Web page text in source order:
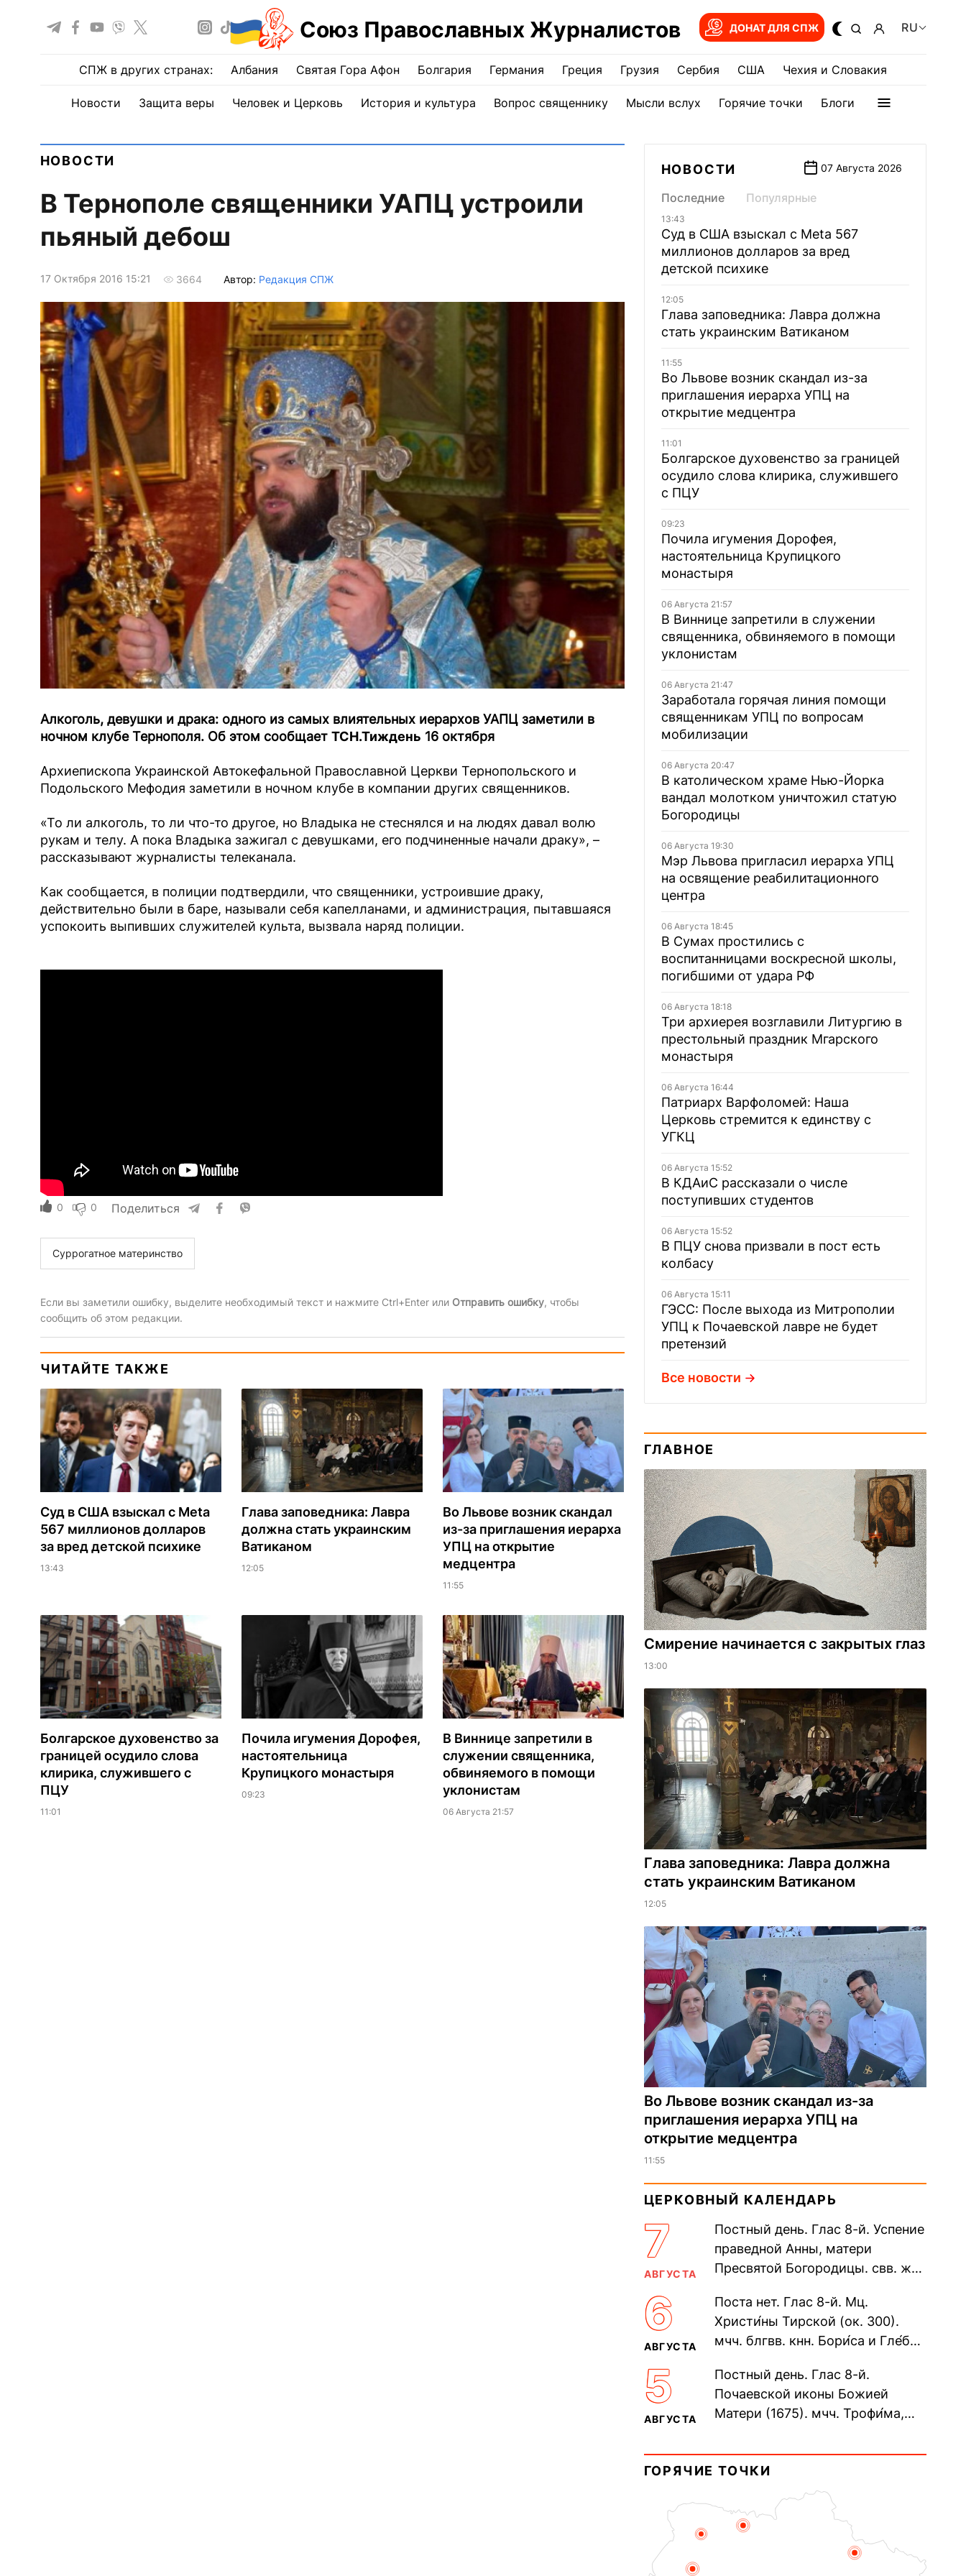
Союз Православных Журналистов ДОНАТ ДЛЯ СПЖ RU
СПЖ в других странах: Албания Святая Гора Афон Болгария Германия Греция Грузия Сербия США Чехия и Словакия
Новости Защита веры Человек и Церковь История и культура Вопрос священнику Мысли вслух Горячие точки Блоги
НОВОСТИ
В Тернополе священники УАПЦ устроили
пьяный дебош
17 Октября 2016 15:21 3664 Автор: Редакция СПЖ
Алкоголь, девушки и драка: одного из самых влиятельных иерархов УАПЦ заметили в
ночном клубе Тернополя. Об этом сообщает ТСН.Тиждень 16 октября
Архиепископа Украинской Автокефальной Православной Церкви Тернопольского и
Подольского Мефодия заметили в ночном клубе в компании других священников.
«То ли алкоголь, то ли что-то другое, но Владыка не стеснялся и на людях давал волю
рукам и телу. А пока Владыка зажигал с девушками, его подчиненные начали драку», –
рассказывают журналисты телеканала.
Как сообщается, в полиции подтвердили, что священники, устроившие драку,
действительно были в баре, называли себя капелланами, и администрация, пытавшаяся
успокоить выпивших служителей культа, вызвала наряд полиции.
0 0 Поделиться
Суррогатное материнство
Если вы заметили ошибку, выделите необходимый текст и нажмите Ctrl+Enter или Отправить ошибку, чтобы
сообщить об этом редакции.
ЧИТАЙТЕ ТАКЖЕ
Суд в США взыскал с Meta
567 миллионов долларов
за вред детской психике
13:43
Глава заповедника: Лавра
должна стать украинским
Ватиканом
12:05
Во Львове возник скандал
из-за приглашения иерарха
УПЦ на открытие
медцентра
11:55
Болгарское духовенство за
границей осудило слова
клирика, служившего с
ПЦУ
11:01
Почила игумения Дорофея,
настоятельница
Крупицкого монастыря
09:23
В Виннице запретили в
служении священника,
обвиняемого в помощи
уклонистам
06 Августа 21:57
НОВОСТИ 07 Августа 2026
Последние Популярные
13:43
Суд в США взыскал с Meta 567
миллионов долларов за вред
детской психике
12:05
Глава заповедника: Лавра должна
стать украинским Ватиканом
11:55
Во Львове возник скандал из-за
приглашения иерарха УПЦ на
открытие медцентра
11:01
Болгарское духовенство за границей
осудило слова клирика, служившего
с ПЦУ
09:23
Почила игумения Дорофея,
настоятельница Крупицкого
монастыря
06 Августа 21:57
В Виннице запретили в служении
священника, обвиняемого в помощи
уклонистам
06 Августа 21:47
Заработала горячая линия помощи
священникам УПЦ по вопросам
мобилизации
06 Августа 20:47
В католическом храме Нью-Йорка
вандал молотком уничтожил статую
Богородицы
06 Августа 19:30
Мэр Львова пригласил иерарха УПЦ
на освящение реабилитационного
центра
06 Августа 18:45
В Сумах простились с
воспитанницами воскресной школы,
погибшими от удара РФ
06 Августа 18:18
Три архиерея возглавили Литургию в
престольный праздник Мгарского
монастыря
06 Августа 16:44
Патриарх Варфоломей: Наша
Церковь стремится к единству с
УГКЦ
06 Августа 15:52
В КДАиС рассказали о числе
поступивших студентов
06 Августа 15:52
В ПЦУ снова призвали в пост есть
колбасу
06 Августа 15:11
ГЭСС: После выхода из Митрополии
УПЦ к Почаевской лавре не будет
претензий
Все новости
ГЛАВНОЕ
Смирение начинается с закрытых глаз
13:00
Глава заповедника: Лавра должна
стать украинским Ватиканом
12:05
Во Львове возник скандал из-за
приглашения иерарха УПЦ на
открытие медцентра
11:55
ЦЕРКОВНЫЙ КАЛЕНДАРЬ
7
АВГУСТА
Постный день. Глас 8-й. Успение
праведной Анны, матери
Пресвятой Богородицы. свв. жен
прп. Евпракси́и девы,...
6
АВГУСТА
Поста нет. Глас 8-й. Мц.
Христи́ны Тирской (ок. 300).
мчч. блгвв. кнн. Бори́са и Гле́ба,
Дави́да (1015). Прп....
5
АВГУСТА
Постный день. Глас 8-й.
Почаевской иконы Божией
Матери (1675). мчч. Трофи́ма,
мучеников (284–305). прав.
воина Фео́дора...
ГОРЯЧИЕ ТОЧКИ